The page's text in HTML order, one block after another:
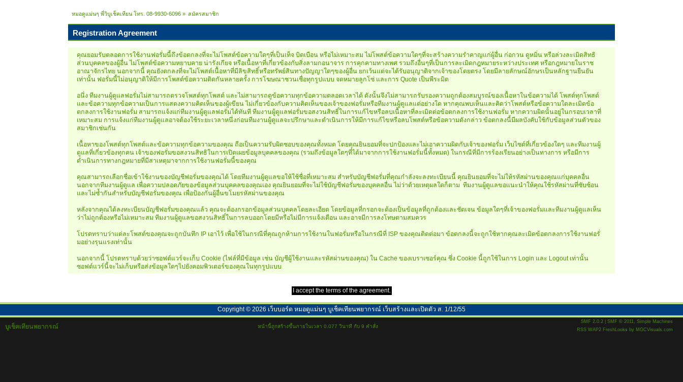
หมอดูแม่นๆ พี่วิบูเช็คเทียน โทร. 08-9930-6096» สมัครสมาชิก
Registration Agreement
คุณยอมรับตลอดการใช้งานฟอรั่มนี้ถึงข้อตกลงที่จะไม่โพสต์ข้อความใดๆที่เป็นเท็จ บิดเบือน หรือไม่เหมาะสม ไม่โพสต์ข้อความใดๆที่จะสร้างความรำคาญแก่ผู้อื่น ก่อกวน ดูหมิ่น หรือล่วงละเมิดสิทธิ
ส่วนบุคคลของผู้อื่น ไม่โพสต์ข้อความหยาบคาย น่ารังเกียจ หรือเนื้อหาที่เกี่ยวข้องกับสิ่งลามกอนาจาร การคุกคามทางเพศ รวมถึงอื่นๆที่เป็นการละเมิดกฎหมายระหว่างประเทศ หรือกฎหมายในราช
อาณาจักรไทย นอกจากนี้ คุณยังตกลงที่จะไม่โพสต์เนื้อหาที่มีลิขสิทธิ์หรือทรัพย์สินทางปัญญาใดๆของผู้อื่น ยกเว้นแต่จะได้รับอนุญาติจากเจ้าของโดยตรง โดยมีลายลักษณ์อักษรเป็นหลักฐานยืนยัน
เท่านั้น ฟอรั่มนี้ไม่อนุญาติให้มีการโพสต์ข้อความติดกันหลายครั้ง การโฆษณาชวนเชื่อทุกรูปแบบ จดหมายลูกโซ่ และการ Quote เป็นพีระมิด
อนึ่ง ทีมงานผู้ดูแลฟอรั่มไม่สามารถตรวจโพสต์ทุกโพสต์ และไม่สามารถดูข้อความทุกข้อความตลอดเวลาได้ ดังนั้นจึงไม่สามารถรับรองความถูกต้องสมบูรณ์ของเนื้อหาในข้อความได้ โพสต์ทุกโพสต์
และข้อความทุกข้อความเป็นการแสดงความคิดเห็นของผู้เขียน ไม่เกี่ยวข้องกับความคิดเห็นของเจ้าของฟอรั่มหรือทีมงานผู้ดูแลแต่อย่างใด หากคุณพบเห็นและคิดว่าโพสต์หรือข้อความใดละเมิดข้อ
ตกลงการใช้งานฟอรั่ม สามารถแจ้งแก่ทีมงานผู้ดูแลฟอรั่มได้ทันที ทีมงานผู้ดูแลฟอรั่มขอสงวนสิทธิ์ในการแก้ไขหรือลบเนื้อหาที่ละเมิดต่อข้อตกลงการใช้งานฟอรั่ม หากความผิดนั้นอยู่ในกรอบเวลาที่
เหมาะสม การแจ้งแก่ทีมงานผู้ดูแลอาจต้องใช้ระยะเวลาหนึ่งก่อนทีมงานผู้ดูแลจะปรึกษาและดำเนินการให้มีการแก้ไขหรือลบโพสต์หรือข้อความดังกล่าว ข้อตกลงนี้มีผลบังคับใช้กับข้อมูลส่วนตัวของ
สมาชิกเช่นกัน
เนื้อหาของโพสต์ทุกโพสต์และข้อความทุกข้อความของคุณ ถือเป็นความรับผิดชอบของคุณทั้งหมด โดยคุณยินยอมที่จะปกป้องและไม่เอาความผิดกับเจ้าของฟอรั่ม เว็บไซต์ที่เกี่ยวข้องใดๆ และทีมงานผู้
ดูแลที่เกี่ยวข้องทุกคน เจ้าของฟอรั่มขอสงวนสิทธิในการเปิดเผยข้อมูลบุคคลของคุณ (รวมถึงข้อมูลใดๆที่ได้มาจากการใช้งานฟอรั่มนี้ทั้งหมด) ในกรณีที่มีการร้องเรียนอย่างเป็นทางการ หรือมีการ
ดำเนินการทางกฎหมายที่มีสาเหตุมาจากการใช้งานฟอรั่มนี้ของคุณ
คุณสามารถเลือกชื่อเข้าใช้งานของบัญชีฟอรั่มของคุณได้ โดยทีมงานผู้ดูแลขอให้ใช้ชื่อที่เหมาะสม สำหรับบัญชีฟอรั่มที่คุณกำลังจะลงทะเบียนนี้ คุณยินยอมที่จะไม่ให้รหัสผ่านของคุณแก่บุคคลอื่น
นอกจากทีมงานผู้ดูแล เพื่อความปลอดภัยของข้อมูลส่วนบุคคลของคุณเอง คุณยินยอมที่จะไม่ใช้บัญชีฟอรั่มของบุคคลอื่น ไม่ว่าด้วยเหตุผลใดก็ตาม ทีมงานผู้ดูแลขอแนะนำให้คุณใช้รหัสผ่านที่ซับซ้อน
และไม่ซ้ำกันสำหรับบัญชีฟอรั่มของคุณ เพื่อป้องกันผู้อื่นขโมยรหัสผ่านของคุณ
หลังจากคุณได้ลงทะเบียนบัญชีฟอรั่มของคุณแล้ว คุณจะต้องกรอกข้อมูลส่วนบุคคลโดยละเอียด โดยข้อมูลที่กรอกจะต้องเป็นข้อมูลที่ถูกต้องและชัดเจน ข้อมูลใดๆที่เจ้าของฟอรั่มและทีมงานผู้ดูแลเห็น
ว่าไม่ถูกต้องหรือไม่เหมาะสม ทีมงานผู้ดูแลขอสงวนสิทธิ์ในการลบออกโดยมีหรือไม่มีการแจ้งเตือน และอาจมีการลงโทษตามสมควร
โปรดทราบว่าแต่ละโพสต์ของคุณจะถูกบันทึก IP เอาไว้ เพื่อใช้ในกรณีที่คุณถูกห้ามการใช้งานในฟอรั่มหรือในกรณีที่ ISP ของคุณติดต่อมา ข้อตกลงนี้จะถูกใช้หากคุณละเมิดข้อตกลงการใช้งานฟอรั่
มอย่างรุนแรงเท่านั้น
นอกจากนี้ โปรดทราบด้วยว่าซอฟต์แวร์จะเก็บ Cookie (ไฟล์ที่มีข้อมูล เช่น บัญชีผู้ใช้งานและรหัสผ่านของคุณ) ใน Cache ของเบราเซอร์คุณ ซึ่ง Cookie นี้ถูกใช้ในการ Login และ Logout เท่านั้น
ซอฟต์แวร์นี้จะไม่เก็บหรือส่งข้อมูลใดๆไปยังคอมพิวเตอร์ของคุณในทุกรูปแบบ
Copyright © 2026 เว็บบอร์ด หมอดูแม่นๆ บูเช็คเทียนพยากรณ์ เว็บสร้างและเปิดตัว ส. 1/12/55
บูเช็คเทียนพยากรณ์
SMF 2.0.2 SMF © 2011
Simple Machines
RSS WAP2 FreshLooks by MGCVisuals.com
หน้านี้ถูกสร้างขึ้นภายในเวลา 0.077 วินาที กับ 9 คำสั่ง